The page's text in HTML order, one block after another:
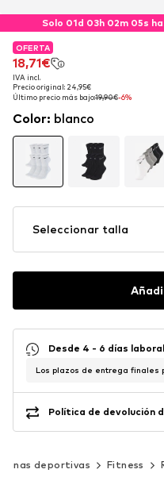
Solo 01d 03h 02m 04s
OFERTA
18,71€
IVA incl.
Precio original: 24,95€
Último precio más bajo:19,90€-6%
OFERTA
18,71€
IVA incl.
Precio original: 24,95€
Último precio más bajo:19,90€-6%
Color: blanco
Seleccionar talla
Desde 4 - 6 días
Los plazos de entrega finales
Política de devolución
deportivas Fitness